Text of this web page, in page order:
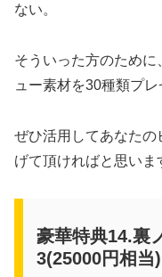
ない。
そういった方のため
ュー素材を30種類プ
ぜひ活用してあなた
げて頂ければと思いま
豪華特典14.裏
3(25000円相当)